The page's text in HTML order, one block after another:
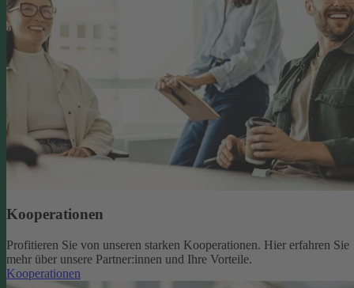
Kooperationen
Profitieren Sie von unseren starken Kooperationen. Hier erfahren Sie
mehr über unsere Partner:innen und Ihre Vorteile.
Kooperationen